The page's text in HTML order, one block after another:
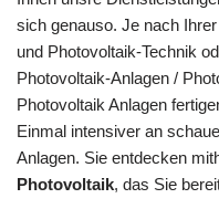
sich genauso. Je nach
und Photovoltaik-Technik
Photovoltaik-Anlagen /
Photovoltaik Anlagen
Einmal intensiver an
Anlagen. Sie entdecken
Photovoltaik, das Sie